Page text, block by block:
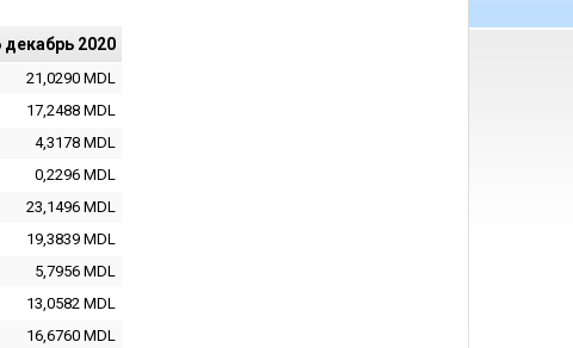
декабрь 2020
21,0290 MDL
17,2488 MDL
4,3178 MDL
0,2296 MDL
23,1496 MDL
19,3839 MDL
5,7956 MDL
13,0582 MDL
16,6760 MDL